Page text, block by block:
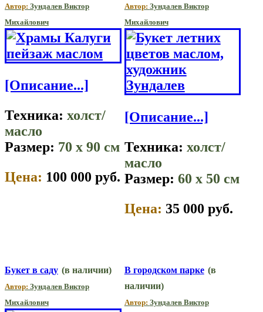
Автор: Зундалев Виктор
Михайлович
[Описание...]
Техника: холст/
масло
Размер: 70 x 90 см
Цена: 100 000 руб.
Автор: Зундалев Виктор
Михайлович
[Описание...]
Техника: холст/
масло
Размер: 60 x 50 см
Цена: 35 000 руб.
Букет в саду (в наличии)
Автор: Зундалев Виктор
Михайлович
В городском парке (в
наличии)
Автор: Зундалев Виктор